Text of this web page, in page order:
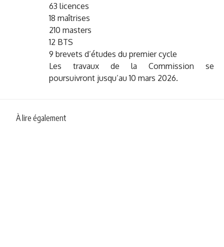
63 licences
18 maîtrises
210 masters
12 BTS
9 brevets d’études du premier cycle
Les travaux de la Commission se
poursuivront jusqu’au 10 mars 2026.
À lire également